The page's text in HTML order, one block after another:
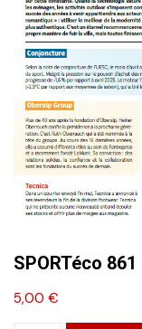
SPORTéco 861
5,00 €